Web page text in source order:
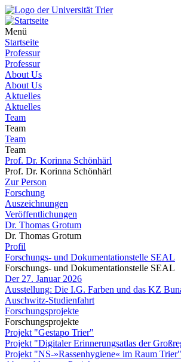
Menü
Startseite
Professur
Professur
About Us
About Us
Aktuelles
Aktuelles
Team
Team
Team
Team
Prof. Dr. Korinna Schönhärl
Prof. Dr. Korinna Schönhärl
Zur Person
Forschung
Auszeichnungen
Veröffentlichungen
Dr. Thomas Grotum
Dr. Thomas Grotum
Profil
Forschungs- und Dokumentationstelle SEAL
Forschungs- und Dokumentationstelle SEAL
Der 27. Januar 2026
Ausstellung: Die I.G. Farben und das KZ
Auschwitz-Studienfahrt
Forschungsprojekte
Forschungsprojekte
Projekt "Gestapo Trier"
Projekt "Digitaler Erinnerungsatlas der
Projekt "NS-»Rassenhygiene« im Raum Trier"